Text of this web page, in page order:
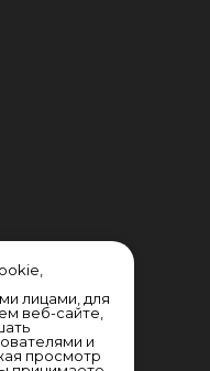
лицами, для
веб-сайте,
и
просмотр